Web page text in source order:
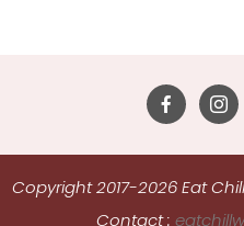
Copyright 2017-2026 Eat
Contact :